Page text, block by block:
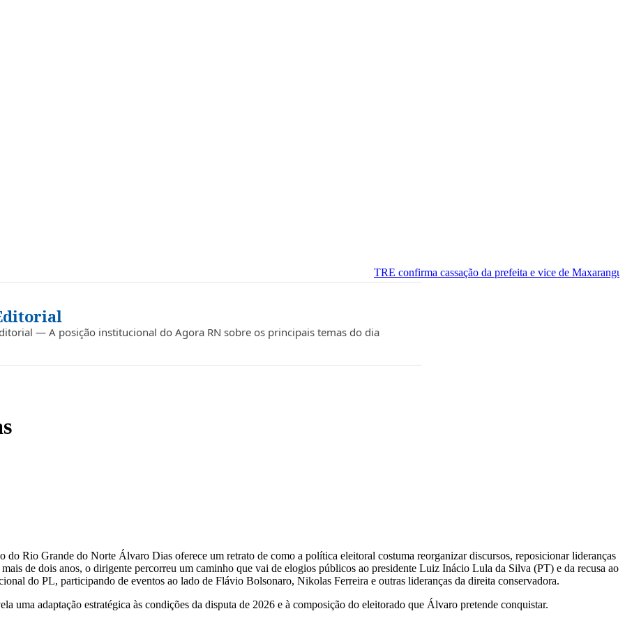
TRE confirma cassação da prefeita e vice de Maxaranguape, e
— A posição institucional do Agora RN sobre os principais temas do dia
Rio Grande do Norte Álvaro Dias oferece um retrato de como a política eleitoral costuma reorganizar discursos, reposicionar lideranças
de dois anos, o dirigente percorreu um caminho que vai de elogios públicos ao presidente Luiz Inácio Lula da Silva (PT) e da recusa ao
do PL, participando de eventos ao lado de Flávio Bolsonaro, Nikolas Ferreira e outras lideranças da direita conservadora.
uma adaptação estratégica às condições da disputa de 2026 e à composição do eleitorado que Álvaro pretende conquistar.